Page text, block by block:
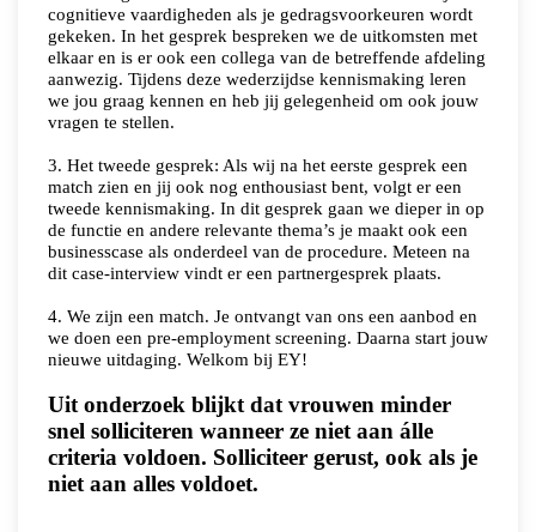
cognitieve vaardigheden als je gedragsvoorkeuren wordt
gekeken. In het gesprek bespreken we de uitkomsten met
elkaar en is er ook een collega van de betreffende afdeling
aanwezig. Tijdens deze wederzijdse kennismaking leren
we jou graag kennen en heb jij gelegenheid om ook jouw
vragen te stellen.
3. Het tweede gesprek: Als wij na het eerste gesprek een
match zien en jij ook nog enthousiast bent, volgt er een
tweede kennismaking. In dit gesprek gaan we dieper in op
de functie en andere relevante thema’s je maakt ook een
businesscase als onderdeel van de procedure. Meteen na
dit case-interview vindt er een partnergesprek plaats.
4. We zijn een match. Je ontvangt van ons een aanbod en
we doen een pre-employment screening. Daarna start jouw
nieuwe uitdaging. Welkom bij EY!
Uit onderzoek blijkt dat vrouwen minder
snel solliciteren wanneer ze niet aan álle
criteria voldoen. Solliciteer gerust, ook als je
niet aan alles voldoet.